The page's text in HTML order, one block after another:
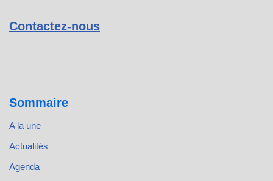
Contactez-nous
Sommaire
A la une
Actualités
Agenda